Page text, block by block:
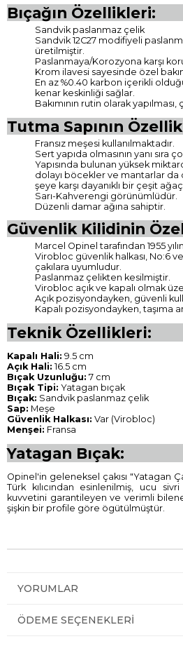
Bıçağın Özellikleri:
Sandvik paslanmaz çelik
Sandvik 12C27 modifiyeli
üretilmiştir.
Paslanmaya/Korozyona karşı
Krom ilavesi sayesinde özel
En az %0.40 karbon içerikli
kenar keskinliği sağlar.
Bakımının rutin olarak
Tutma Sapının
Fransız meşesi kullanılmaktadır.
Sert yapıda olmasının yanı sıra
Yapısında bulunan yüksek
dolayı böcekler ve mantarlar
şeye karşı dayanıklı bir çeşit
Sarı-Kahverengi görünümlüdür.
Düzenli damar ağına sahiptir.
Güvenlik Kilidinin
Marcel Opinel tarafından 1955
Virobloc güvenlik halkası, No:6
çakılara uyumludur.
Paslanmaz çelikten kesilmiştir.
Virobloc açık ve kapalı olmak
Açık pozisyondayken, güvenli
Kapalı pozisyondayken, taşıma
Teknik Özellikleri:
Kapalı Hali: 9.5 cm
Açık Hali: 16.5 cm
Bıçak Uzunluğu: 7 cm
Bıçak Tipi: Yatagan bıçak
Bıçak: Sandvik paslanmaz çelik
Sap: Meşe
Güvenlik Halkası: Var (Virobloc)
Menşei: Fransa
Yatagan Bıçak:
Opinel'in geleneksel çakısı "Yatagan
Türk kılıcından esinlenilmiş, ucu
kuvvetini garantileyen ve verimli
şişkin bir profile göre ögütülmüştür.
YORUMLAR
ÖDEME SEÇENEKLERI